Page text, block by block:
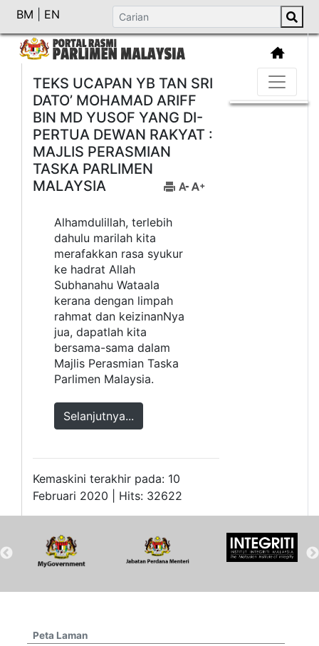
BM EN
TEKS UCAPAN YB TAN SRI
DATO’ MOHAMAD ARIFF
BIN MD YUSOF YANG DI-
PERTUA DEWAN RAKYAT :
MAJLIS PERASMIAN
TASKA PARLIMEN
MALAYSIA
Alhamdulillah, terlebih
dahulu marilah kita
merafakkan rasa syukur
ke hadrat Allah
Subhanahu Wataala
kerana dengan limpah
rahmat dan keizinanNya
jua, dapatlah kita
bersama-sama dalam
Majlis Perasmian Taska
Parlimen Malaysia.
Selanjutnya...
Kemaskini terakhir pada: 10
Februari 2020 | Hits: 32622
Peta Laman